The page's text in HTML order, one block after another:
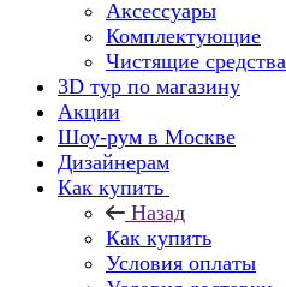
Аксессуары
Комплектующие
Чистящие средства
3D тур по магазину
Акции
Шоу-рум в Москве
Дизайнерам
Как купить
Назад
Как купить
Условия оплаты